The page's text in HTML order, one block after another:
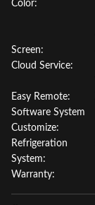
Color:
Screen:
Cloud Service:
Easy Remote:
Software System
Customize:
Refrigeration
System:
Warranty: